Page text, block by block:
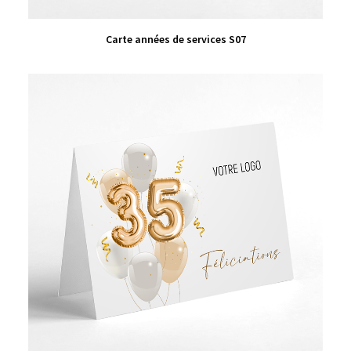
VIEW PRODUCT
Carte années de services S07